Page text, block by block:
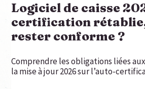
Logiciel de caisse
certification
rester conforme ?
Comprendre les obligations liées
la mise à jour 2026 sur l’auto-